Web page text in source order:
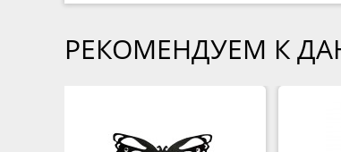
РЕКОМЕНДУЕМ К